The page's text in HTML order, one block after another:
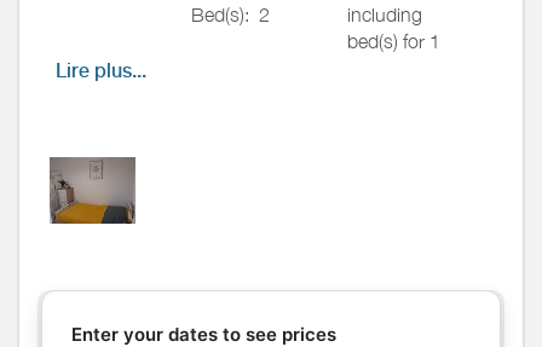
Bed(s): 2
including
bed(s) for 1
simple et accueillant pour se
Lire plus...
Enter your dates to see prices